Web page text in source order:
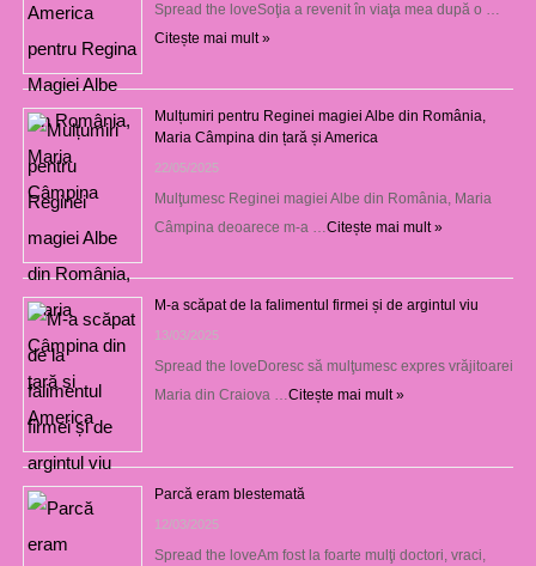
Spread the loveSoţia a revenit în viaţa mea după o …
Citește mai mult »
Mulțumiri pentru Reginei magiei Albe din România,
Maria Câmpina din țară și America
22/05/2025
Mulţumesc Reginei magiei Albe din România, Maria
Câmpina deoarece m-a …Citește mai mult »
M-a scăpat de la falimentul firmei și de argintul viu
13/03/2025
Spread the loveDoresc să mulţumesc expres vrăjitoarei
Maria din Craiova …Citește mai mult »
Parcă eram blestemată
12/03/2025
Spread the loveAm fost la foarte mulţi doctori, vraci,